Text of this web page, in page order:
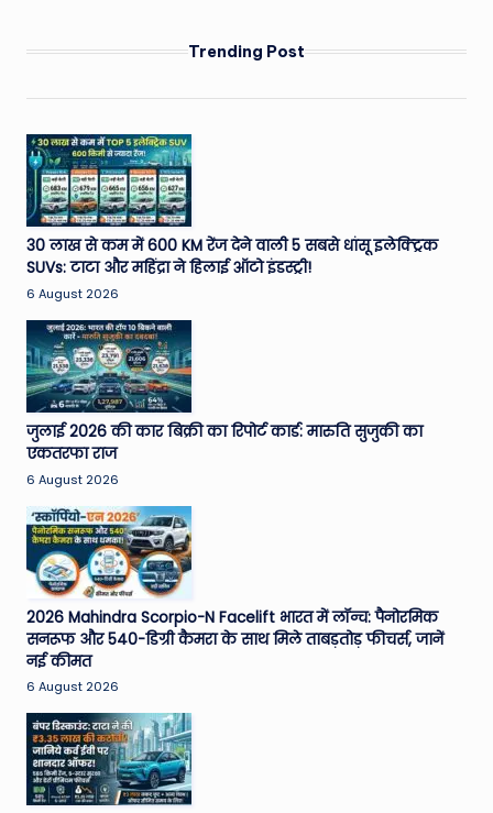
Trending Post
30 लाख से कम में 600 KM रेंज देने वाली 5 सबसे धांसू इलेक्ट्रिक
SUVs: टाटा और महिंद्रा ने हिलाई ऑटो इंडस्ट्री!
6 August 2026
जुलाई 2026 की कार बिक्री का रिपोर्ट कार्ड: मारुति सुजुकी का
एकतरफा राज
6 August 2026
2026 Mahindra Scorpio-N Facelift भारत में लॉन्च: पैनोरमिक
सनरूफ और 540-डिग्री कैमरा के साथ मिले ताबड़तोड़ फीचर्स, जानें
नई कीमत
6 August 2026